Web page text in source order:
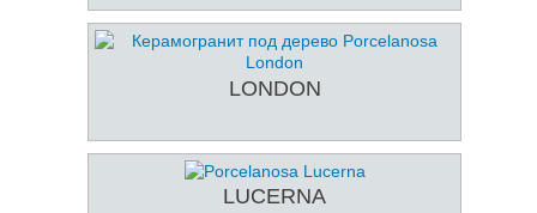
LONDON
LUCERNA